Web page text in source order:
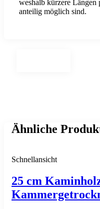
weshalb kürzere Längen
anteilig möglich sind.
Ähnliche
Schnellansicht
25 cm